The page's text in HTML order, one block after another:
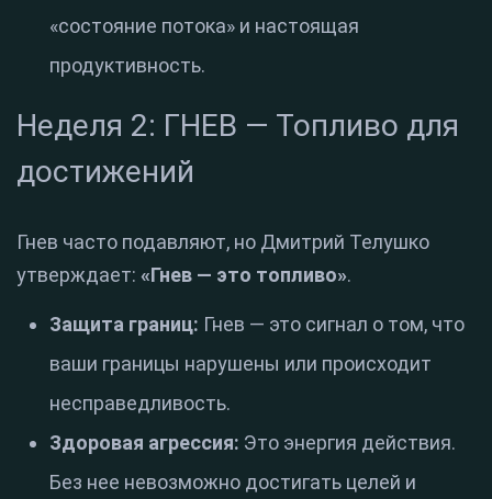
«состояние потока» и настоящая
продуктивность.
Неделя 2: ГНЕВ — Топливо для
достижений
Гнев часто подавляют, но Дмитрий Телушко
утверждает: «Гнев — это топливо».
Защита границ: Гнев — это сигнал о том, что
ваши границы нарушены или происходит
несправедливость.
Здоровая агрессия: Это энергия действия.
Без нее невозможно достигать целей и